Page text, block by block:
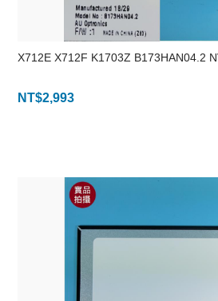
X712E X712F K1703Z B173HAN04.2
NT$2,993